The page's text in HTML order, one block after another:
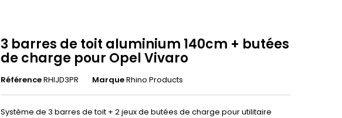
3 barres de toit aluminium 140cm + butées
de charge pour Opel Vivaro
RéférenceRHIJD3PR MarqueRhino Products
Système de 3 barres de toit + 2 jeux de butées de charge pour utilitaire